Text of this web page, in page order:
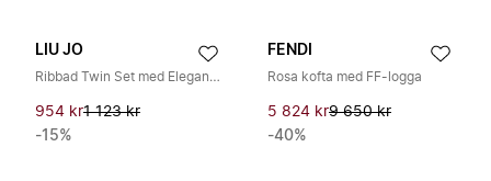
LIU JO
Ribbad Twin Set med Eleganta Detaljer
954 kr1 123 kr
-15%
FENDI
Rosa kofta med FF-logga
5 824 kr9 650 kr
-40%